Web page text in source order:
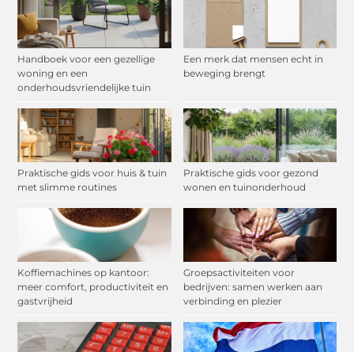
Handboek voor een gezellige
woning en een
onderhoudsvriendelijke tuin
Een merk dat mensen echt in
beweging brengt
Praktische gids voor huis & tuin
met slimme routines
Praktische gids voor gezond
wonen en tuinonderhoud
Koffiemachines op kantoor:
meer comfort, productiviteit en
gastvrijheid
Groepsactiviteiten voor
bedrijven: samen werken aan
verbinding en plezier